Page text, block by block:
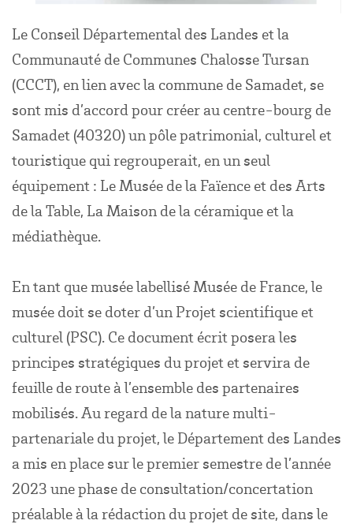
Le Conseil Départemental des Landes et la
Communauté de Communes Chalosse Tursan
(CCCT), en lien avec la commune de Samadet, se
sont mis d’accord pour créer au centre-bourg de
Samadet (40320) un pôle patrimonial, culturel et
touristique qui regrouperait, en un seul
équipement : Le Musée de la Faïence et des Arts
de la Table, La Maison de la céramique et la
médiathèque.
En tant que musée labellisé Musée de France, le
musée doit se doter d’un Projet scientifique et
culturel (PSC). Ce document écrit posera les
principes stratégiques du projet et servira de
feuille de route à l’ensemble des partenaires
mobilisés. Au regard de la nature multi-
partenariale du projet, le Département des Landes
a mis en place sur le premier semestre de l’année
2023 une phase de consultation/concertation
préalable à la rédaction du projet de site, dans le